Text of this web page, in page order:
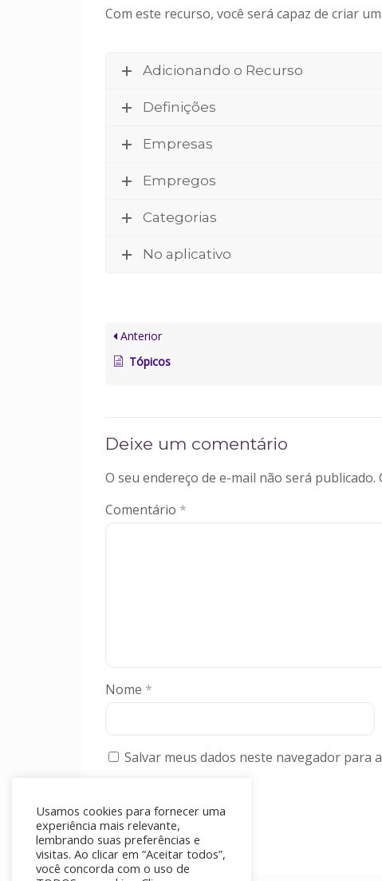
Com este recurso, você será capaz de criar
Adicionando o Recurso
Definições
Empresas
Empregos
Categorias
No aplicativo
Anterior
Tópicos
Deixe um comentário
O seu endereço de e-mail não será publicado.
Comentário *
Nome *
Salvar meus dados neste navegador para
Usamos cookies para fornecer uma
experiência mais relevante,
lembrando suas preferências e
visitas. Ao clicar em “Aceitar todos”,
você concorda com o uso de